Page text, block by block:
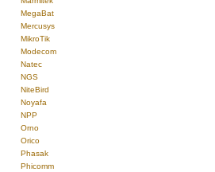
MegaBat
Mercusys
MikroTik
Modecom
Natec
NGS
NiteBird
Noyafa
NPP
Orno
Orico
Phasak
Phicomm